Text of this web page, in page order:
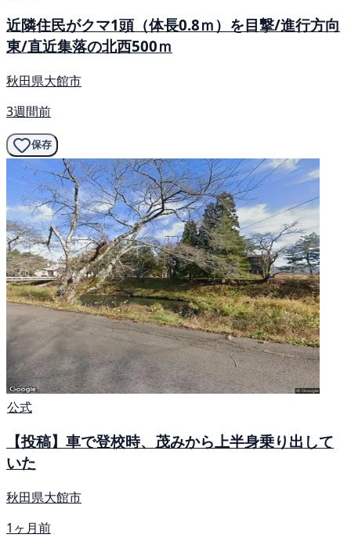
近隣住民がクマ1頭（体長0.8ｍ）を目撃/進行方向
東/直近集落の北西500ｍ
秋田県大館市
3週間前
保存
公式
【投稿】車で登校時、茂みから上半身乗り出して
いた
秋田県大館市
1ヶ月前